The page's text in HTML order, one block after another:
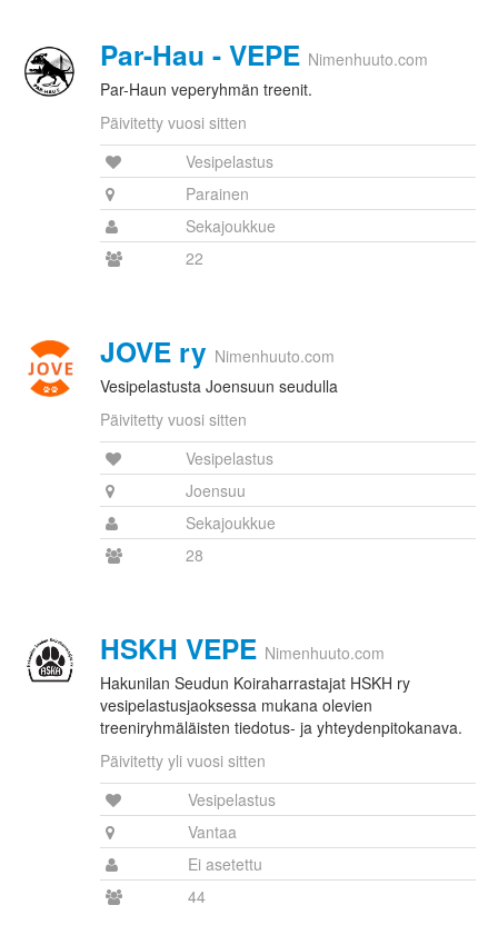
Par-Hau - VEPE Nimenhuuto.com
Par-Haun veperyhmän treenit.
Päivitetty vuosi sitten
Vesipelastus
Parainen
Sekajoukkue
22
JOVE ry Nimenhuuto.com
Vesipelastusta Joensuun seudulla
Päivitetty vuosi sitten
Vesipelastus
Joensuu
Sekajoukkue
28
HSKH VEPE Nimenhuuto.com
Hakunilan Seudun Koiraharrastajat HSKH ry
vesipelastusjaoksessa mukana olevien
treeniryhmäläisten tiedotus- ja yhteydenpitokanava.
Päivitetty yli vuosi sitten
Vesipelastus
Vantaa
Ei asetettu
44